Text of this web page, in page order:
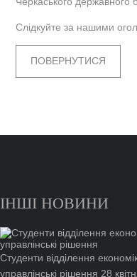
Слідкуйте за нашими
ПОВЕРНУТИСЯ
ІНШІ НОВИНИ
Студенти відділення
управлінські рішення 28